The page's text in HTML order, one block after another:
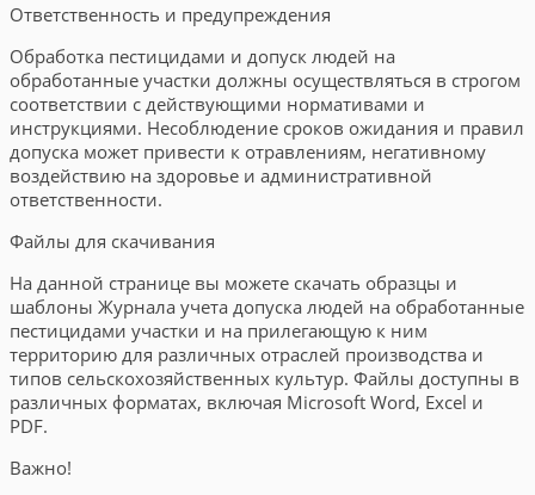
Ответственность и предупреждения
Обработка пестицидами и допуск людей на
обработанные участки должны осуществляться в строгом
соответствии с действующими нормативами и
инструкциями. Несоблюдение сроков ожидания и правил
допуска может привести к отравлениям, негативному
воздействию на здоровье и административной
ответственности.
Файлы для скачивания
На данной странице вы можете скачать образцы и
шаблоны Журнала учета допуска людей на обработанные
пестицидами участки и на прилегающую к ним
территорию для различных отраслей производства и
типов сельскохозяйственных культур. Файлы доступны в
различных форматах, включая Microsoft Word, Excel и
PDF.
Важно!